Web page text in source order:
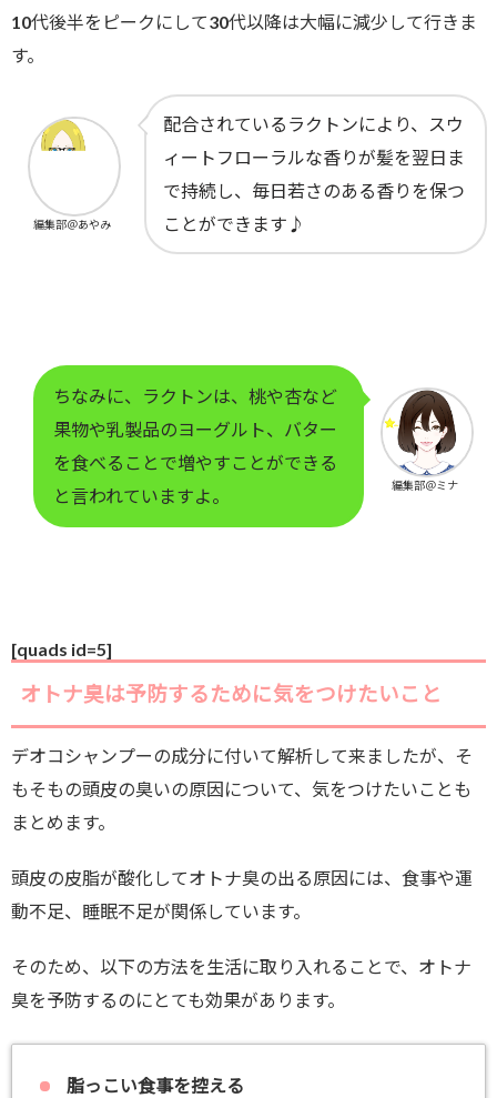
10代後半をピークにして30代以降は大幅に減少して行きま
す。
配合されているラクトンにより、スウ
ィートフローラルな香りが髪を翌日ま
で持続し、毎日若さのある香りを保つ
ことができます♪
編集部＠あやみ
ちなみに、ラクトンは、桃や杏など
果物や乳製品のヨーグルト、バター
を食べることで増やすことができる
と言われていますよ。
編集部＠ミナ
[quads id=5]
オトナ臭は予防するために気をつけたいこと
デオコシャンプーの成分に付いて解析して来ましたが、そ
もそもの頭皮の臭いの原因について、気をつけたいことも
まとめます。
頭皮の皮脂が酸化してオトナ臭の出る原因には、食事や運
動不足、睡眠不足が関係しています。
そのため、以下の方法を生活に取り入れることで、オトナ
臭を予防するのにとても効果があります。
脂っこい食事を控える